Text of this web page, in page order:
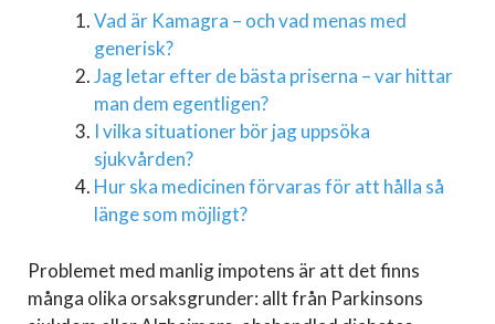
Vad är Kamagra – och vad menas med
generisk?
Jag letar efter de bästa priserna – var hittar
man dem egentligen?
I vilka situationer bör jag uppsöka
sjukvården?
Hur ska medicinen förvaras för att hålla så
länge som möjligt?
Problemet med manlig impotens är att det finns
många olika orsaksgrunder: allt från Parkinsons